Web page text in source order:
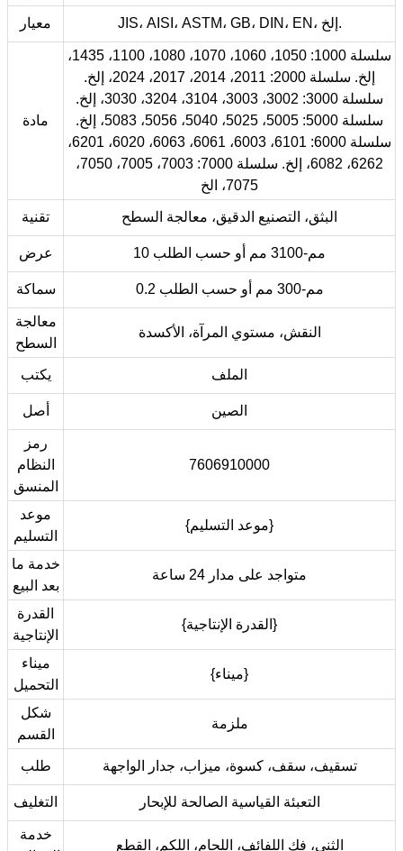
معيار JIS، AISI، ASTM، GB، DIN، EN، إلخ.
مادة
سلسلة 1000: 1050، 1060، 1070، 1080، 1100، 1435،
إلخ. سلسلة 2000: 2011، 2014، 2017، 2024، إلخ.
سلسلة 3000: 3002، 3003، 3104، 3204، 3030، إلخ.
سلسلة 5000: 5005، 5025، 5040، 5056، 5083، إلخ.
سلسلة 6000: 6101، 6003، 6061، 6063، 6020، 6201،
6262، 6082، إلخ. سلسلة 7000: 7003، 7005، 7050،
7075، الخ
تقنية البثق، التصنيع الدقيق، معالجة السطح
عرض 10 مم-3100 مم أو حسب الطلب
سماكة 0.2 مم-300 مم أو حسب الطلب
معالجة
السطح
النقش، مستوي المرآة، الأكسدة
يكتب الملف
أصل الصين
رمز
النظام
المنسق
7606910000
موعد
التسليم
{موعد التسليم}
خدمة ما
بعد البيع
متواجد على مدار 24 ساعة
القدرة
الإنتاجية
{القدرة الإنتاجية}
ميناء
التحميل
{ميناء}
شكل
القسم
ملزمة
طلب تسقيف، سقف، كسوة، ميزاب، جدار الواجهة
التغليف التعبئة القياسية الصالحة للإبحار
خدمة
الثني، فك اللفائف، اللحام، اللكم، القطع